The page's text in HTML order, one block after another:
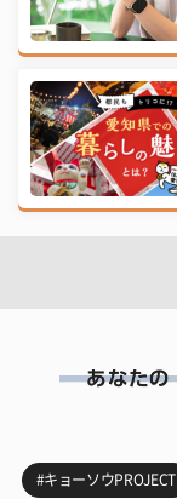
#キョーソウPROJECT